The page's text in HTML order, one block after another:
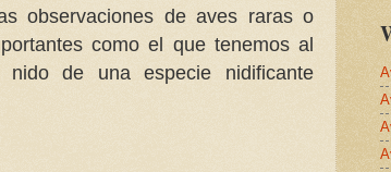
observaciones de aves raras o
como el que tenemos al
de una especie nidificante